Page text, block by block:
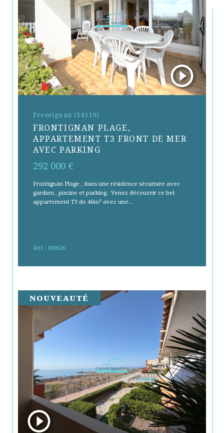
Frontignan (34110)
FRONTIGNAN PLAGE,
APPARTEMENT T3 FRONT DE MER
AVEC PARKING
292 000 €
Frontignan Plage , dans une résidence sécurisée avec
gardien , piscine et parking . Venez découvrir ce bel
appartement T3 de 46m² avec une...
Réf : 180626
NOUVEAUTÉ